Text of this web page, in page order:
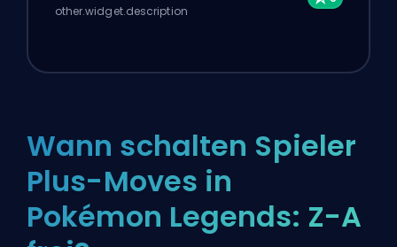
other.widget.description
Wann schalten Spieler
Plus-Moves in
Pokémon Legends: Z-A